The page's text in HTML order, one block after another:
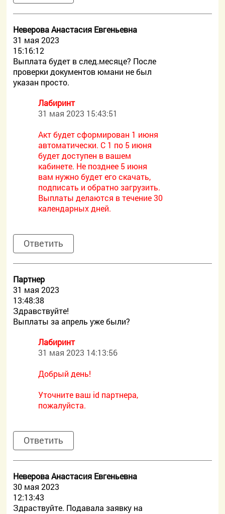
Неверова Анастасия Евгеньевна
31 мая 2023
15:16:12
Выплата будет в след.месяце? После
проверки документов юмани не был
указан просто.
Лабиринт
31 мая 2023 15:43:51
Акт будет сформирован 1 июня
автоматически. С 1 по 5 июня
будет доступен в вашем
кабинете. Не позднее 5 июня
вам нужно будет его скачать,
подписать и обратно загрузить.
Выплаты делаются в течение 30
календарных дней.
Ответить
Партнер
31 мая 2023
13:48:38
Здравствуйте!
Выплаты за апрель уже были?
Лабиринт
31 мая 2023 14:13:56
Добрый день!
Уточните ваш id партнера,
пожалуйста.
Ответить
Неверова Анастасия Евгеньевна
30 мая 2023
12:13:43
Здраствуйте. Подавала заявку на